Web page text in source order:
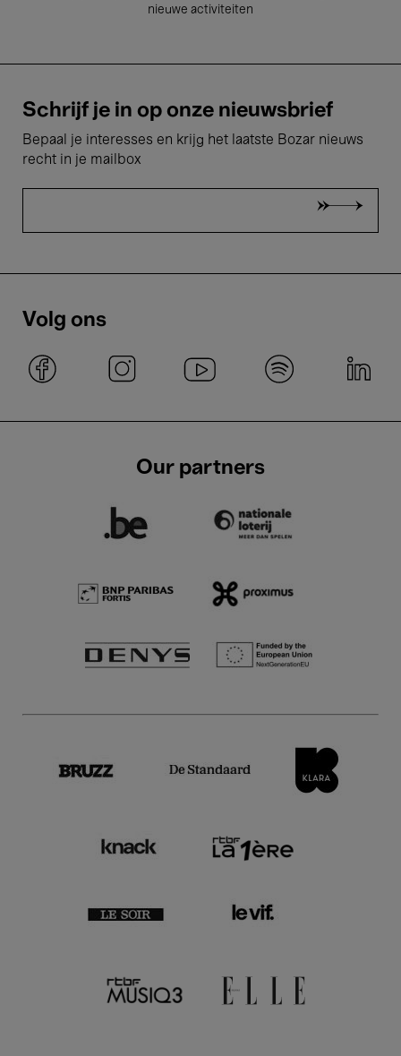
nieuwe activiteiten
Schrijf je in op onze nieuwsbrief
Bepaal je interesses en krijg het laatste Bozar nieuws
recht in je mailbox
Volg ons
Our partners